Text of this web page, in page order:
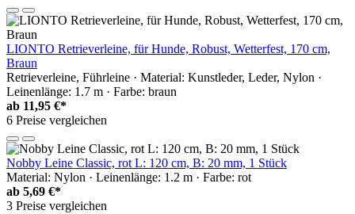
LIONTO Retrieverleine, für Hunde, Robust, Wetterfest, 170 cm,
Braun
Retrieverleine, Führleine · Material: Kunstleder, Leder, Nylon ·
Leinenlänge: 1.7 m · Farbe: braun
ab 11,95 €*
6 Preise vergleichen
Nobby Leine Classic, rot L: 120 cm, B: 20 mm, 1 Stück
Material: Nylon · Leinenlänge: 1.2 m · Farbe: rot
ab 5,69 €*
3 Preise vergleichen